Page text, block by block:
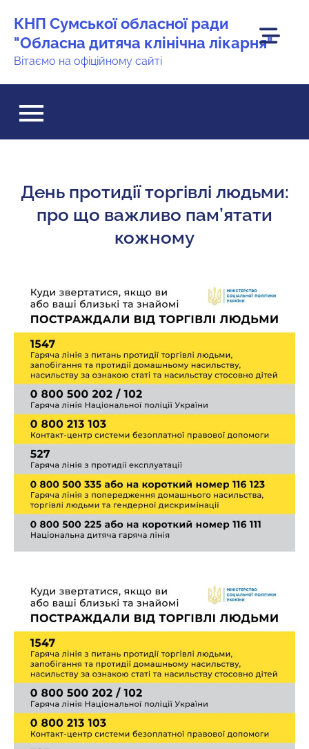
вмісту
КНП Сумської обласної ради
"Обласна дитяча клінічна лікарня"
Вітаємо на офіційному сайті
День протидії торгівлі людьми:
про що важливо пам’ятати
кожному